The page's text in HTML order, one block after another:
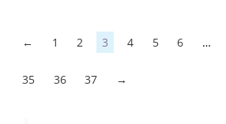
← 1 2 3 4 5 6 …
35 36 37 →